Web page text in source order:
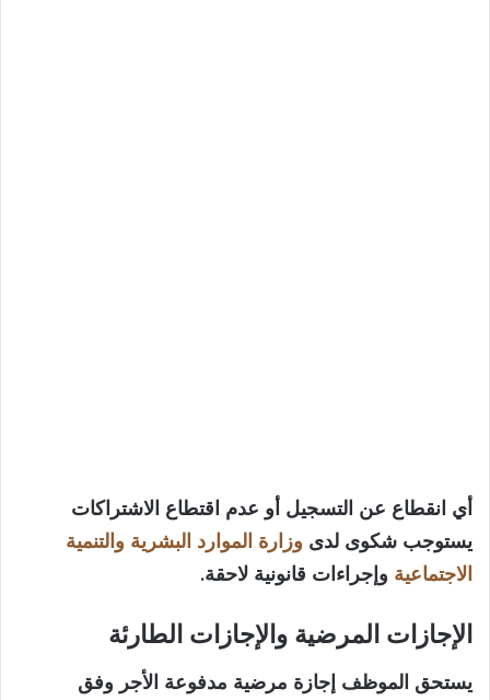
أي انقطاع عن التسجيل أو عدم اقتطاع الاشتراكات
يستوجب شكوى لدى وزارة الموارد البشرية والتنمية
الاجتماعية وإجراءات قانونية لاحقة.
الإجازات المرضية والإجازات الطارئة
يستحق الموظف إجازة مرضية مدفوعة الأجر وفق